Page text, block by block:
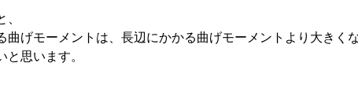
曲げモーメントは、長辺にかかる曲げモーメントより大きくな
と思います。